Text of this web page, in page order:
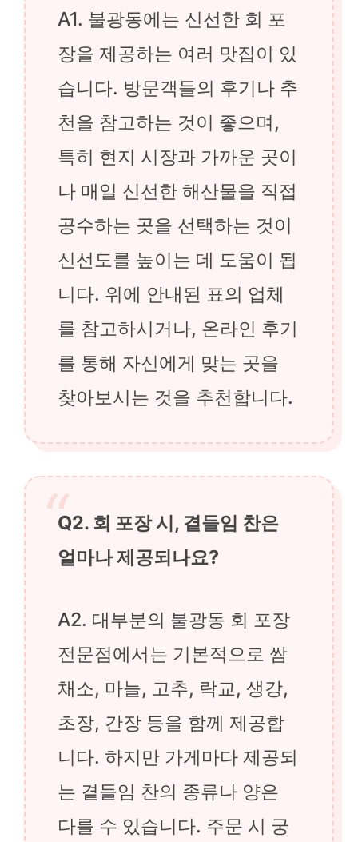
A1. 불광동에는 신선한 회 포
장을 제공하는 여러 맛집이 있
습니다. 방문객들의 후기나 추
천을 참고하는 것이 좋으며,
특히 현지 시장과 가까운 곳이
나 매일 신선한 해산물을 직접
공수하는 곳을 선택하는 것이
신선도를 높이는 데 도움이 됩
니다. 위에 안내된 표의 업체
를 참고하시거나, 온라인 후기
를 통해 자신에게 맞는 곳을
찾아보시는 것을 추천합니다.
Q2. 회 포장 시, 곁들임 찬은
얼마나 제공되나요?
A2. 대부분의 불광동 회 포장
전문점에서는 기본적으로 쌈
채소, 마늘, 고추, 락교, 생강,
초장, 간장 등을 함께 제공합
니다. 하지만 가게마다 제공되
는 곁들임 찬의 종류나 양은
다를 수 있습니다. 주문 시 궁